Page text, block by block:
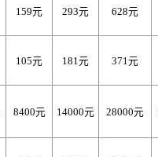
159元 293元 628元
105元 181元 371元
8400元 14000元 28000元